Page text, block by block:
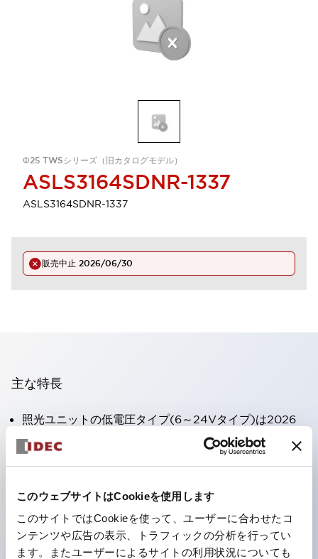
このウェブサイトはCookieを使用します
このサイトではCookieを使って、ユーザーに合わせたコ
ンテンツや広告の表示、トラフィックの分析を行ってい
ます。またユーザーによるサイトの利用状況についても
Φ25 TWSシリーズ（旧カタログモデル）
ASLS3164SDNR-1337
ASLS3164SDNR-1337
販売中止 2026/06/30
主な特長
照光ユニットの低電圧タイプ(6～24Vタイプ)は2026
年1月より新カタログモデルの製品に順次切り替え予定
DC-DCコンバータ付き製品は2025年12月末で販売終
了
端子カバー不要。（パイロットライトのダイレクトタイ